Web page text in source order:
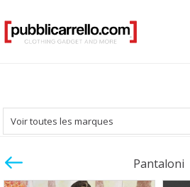
Voir toutes les marques
Pantaloni